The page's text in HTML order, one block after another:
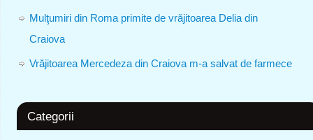
Mulţumiri din Roma primite de vrăjitoarea Delia din
Craiova
Vrăjitoarea Mercedeza din Craiova m-a salvat de farmece
Categorii